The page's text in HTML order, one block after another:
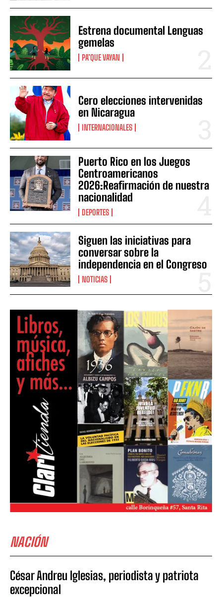
Estrena documental Lenguas
gemelas
PA’QUE VAYAN
Cero elecciones intervenidas
en Nicaragua
INTERNACIONALES
Puerto Rico en los Juegos
Centroamericanos
2026:Reafirmación de nuestra
nacionalidad
DEPORTES
Siguen las iniciativas para
conversar sobre la
independencia en el Congreso
NOTICIAS
NACIÓN
César Andreu Iglesias, periodista y patriota
excepcional